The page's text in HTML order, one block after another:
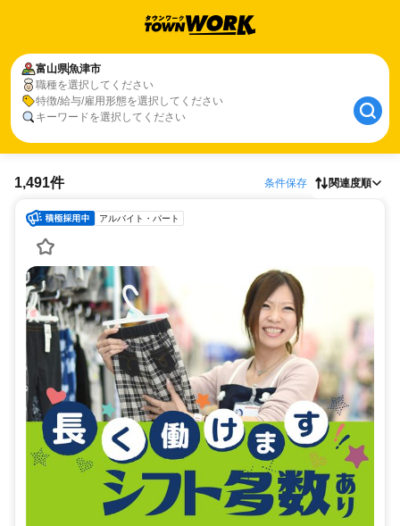
富山県魚津市
職種を選択してください
特徴/給与/雇用形態を選択してください
キーワードを選択してください
1,491件 条件保存 関連度順
アルバイト・パート